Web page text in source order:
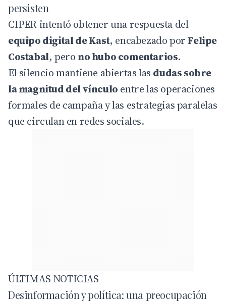
persisten
CIPER intentó obtener una respuesta del
equipo digital de Kast, encabezado porFelipe
Costabal, pero no hubo comentarios.
El silencio mantiene abiertas las dudas sobre
la magnitud del vínculo entre las operaciones
formales de campaña y las estrategias paralelas
que circulan en redes sociales.
ÚLTIMAS NOTICIAS
Desinformación y política: una preocupación